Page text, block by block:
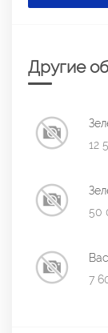
Другие
12
50
7